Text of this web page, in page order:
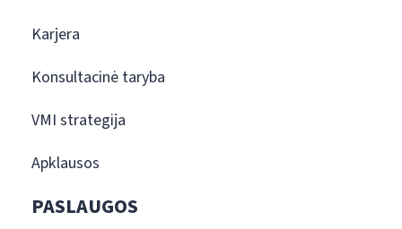
Karjera
Konsultacinė taryba
VMI strategija
Apklausos
PASLAUGOS